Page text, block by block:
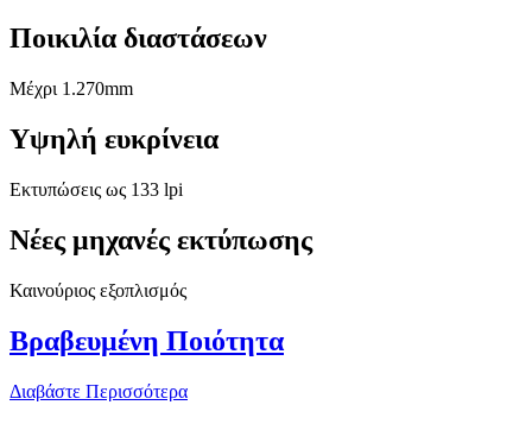
Ποικιλία διαστάσεων
Μέχρι 1.270mm
Υψηλή ευκρίνεια
Εκτυπώσεις ως 133 lpi
Νέες μηχανές εκτύπωσης
Καινούριος εξοπλισμός
Βραβευμένη Ποιότητα
Διαβάστε Περισσότερα